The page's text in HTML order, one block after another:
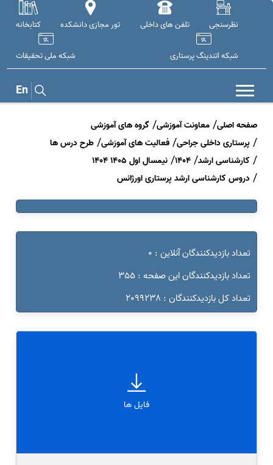
نظرسنجی تلفن های داخلی تور مجازی دانشکده کتابخانه
شبکه اتندینگ پرستاری شبکه ملی تحقيقات
En
صفحه اصلی معاونت آموزشی گروه های آموزشی
پرستاری داخلی جراحی فعالیت های آموزشی طرح درس ها
کارشناسی ا‌رشد 1‌40‌4 نیمسال اول 1405 1404
در‌وس کارشناسی ارشد پرستاری اورژانس
تعداد بازدیدکنندگان آنلاین : 0
تعداد بازدیدکنندگان این صفحه : 355
تعداد کل بازدیدکنندگان : 2099238
فایل ها